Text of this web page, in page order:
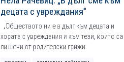
децата с увреждания“
„Обществото ни е в дълг към децата и
хората с увреждания и към тези, които са
лишени от родителски грижи